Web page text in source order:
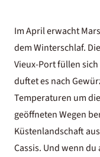
Im April erwacht
dem Winterschlaf.
Vieux-Port füllen
duftet es nach
Temperaturen um
geöffneten Wegen
Küstenlandschaft
Cassis. Und wenn